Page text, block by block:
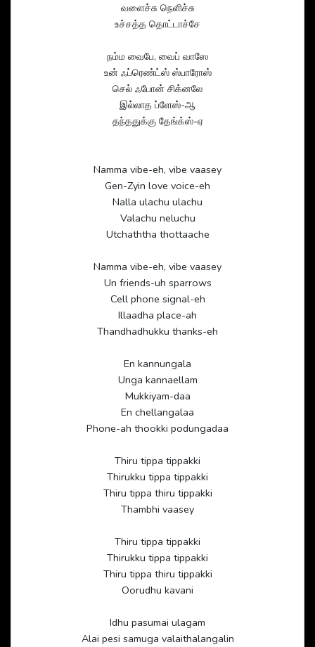
வளைச்சு நெளிச்சு
உச்சத்த தொட்டாச்சே
நம்ம வைபே, வைப் வாஸே
உன் ஃப்ரெண்ட்ஸ் ஸ்பாரோஸ்
செல் ஃபோன் சிக்னலே
இல்லாத ப்ளேஸ்-ஆ
தந்ததுக்கு தேங்க்ஸ்-ஏ
Namma vibe-eh, vibe vaasey
Gen-Zyin love voice-eh
Nalla ulachu ulachu
Valachu neluchu
Utchaththa thottaache
Namma vibe-eh, vibe vaasey
Un friends-uh sparrows
Cell phone signal-eh
Illaadha place-ah
Thandhadhukku thanks-eh
En kannungala
Unga kannaellam
Mukkiyam-daa
En chellangalaa
Phone-ah thookki podungadaa
Thiru tippa tippakki
Thirukku tippa tippakki
Thiru tippa thiru tippakki
Thambhi vaasey
Thiru tippa tippakki
Thirukku tippa tippakki
Thiru tippa thiru tippakki
Oorudhu kavani
Idhu pasumai ulagam
Alai pesi samuga valaithalangalin